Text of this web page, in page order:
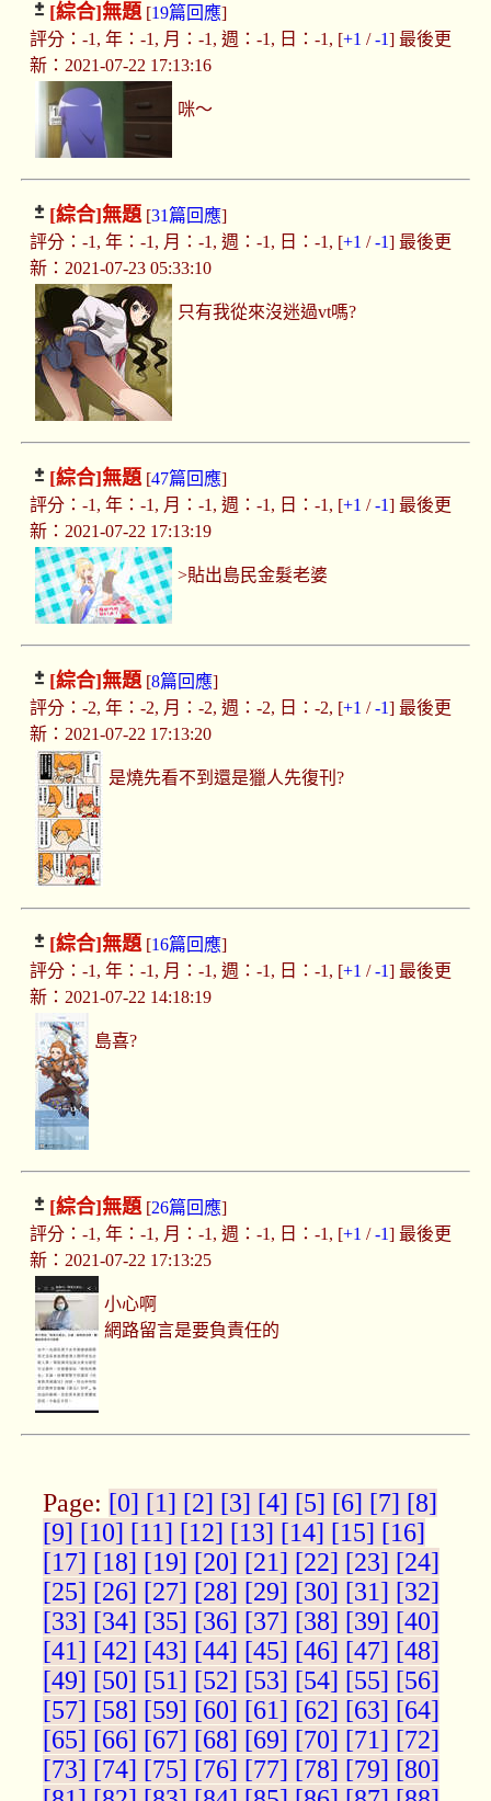
[綜合]無題[19篇回應]
評分：-1, 年：-1, 月：-1, 週：-1, 日：-1, [+1 /-1] 最後更
新：2021-07-22 17:13:16
咪～
[綜合]無題[31篇回應]
評分：-1, 年：-1, 月：-1, 週：-1, 日：-1, [+1 /-1] 最後更
新：2021-07-23 05:33:10
只有我從來沒迷過vt嗎?
[綜合]無題[47篇回應]
評分：-1, 年：-1, 月：-1, 週：-1, 日：-1, [+1 /-1] 最後更
新：2021-07-22 17:13:19
>貼出島民金髮老婆
[綜合]無題[8篇回應]
評分：-2, 年：-2, 月：-2, 週：-2, 日：-2, [+1 /-1] 最後更
新：2021-07-22 17:13:20
是燒先看不到還是獵人先復刊?
[綜合]無題[16篇回應]
評分：-1, 年：-1, 月：-1, 週：-1, 日：-1, [+1 /-1] 最後更
新：2021-07-22 14:18:19
島喜?
[綜合]無題[26篇回應]
評分：-1, 年：-1, 月：-1, 週：-1, 日：-1, [+1 /-1] 最後更
新：2021-07-22 17:13:25
小心啊
網路留言是要負責任的
Page: [0] [1] [2] [3] [4] [5] [6] [7] [8]
[9] [10] [11] [12] [13] [14] [15] [16]
[17] [18] [19] [20] [21] [22] [23] [24]
[25] [26] [27] [28] [29] [30] [31] [32]
[33] [34] [35] [36] [37] [38] [39] [40]
[41] [42] [43] [44] [45] [46] [47] [48]
[49] [50] [51] [52] [53] [54] [55] [56]
[57] [58] [59] [60] [61] [62] [63] [64]
[65] [66] [67] [68] [69] [70] [71] [72]
[73] [74] [75] [76] [77] [78] [79] [80]